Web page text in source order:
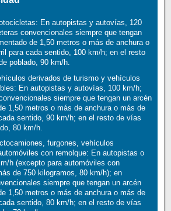
En autopistas y autovías, 120
convencionales siempre que tengan
de 1,50 metros o más de anchura o
para cada sentido, 100 km/h; en el resto
poblado, 90 km/h.
derivados de turismo y vehículos
En autopistas y autovías, 100 km/h;
siempre que tengan un arcén
1,50 metros o más de anchura o más de
sentido, 90 km/h; en el resto de vías
80 km/h.
furgones, vehículos
con remolque: En autopistas o
h (excepto para automóviles con
de 750 kilogramos, 80 km/h); en
siempre que tengan un arcén
1,50 metros o más de anchura o más de
sentido, 80 km/h; en el resto de vías